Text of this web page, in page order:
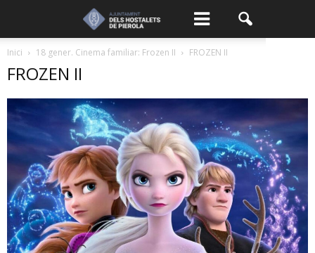
Inici 18 gener. Cinema familiar: Frozen II FROZEN II
FROZEN II